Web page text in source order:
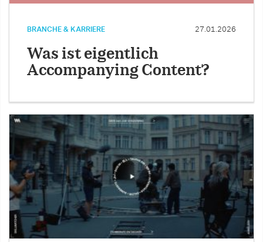
BRANCHE & KARRIERE 27.01.2026
Was ist eigentlich
Accompanying Content?